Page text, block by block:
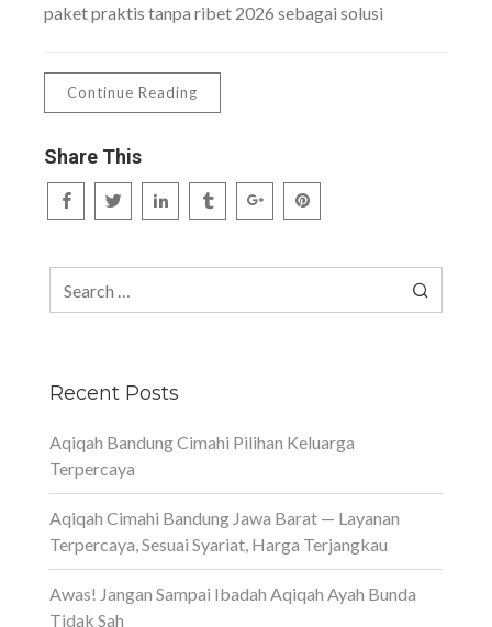
paket praktis tanpa ribet 2026 sebagai solusi
Continue Reading
Share This
Recent Posts
Aqiqah Bandung Cimahi Pilihan Keluarga
Terpercaya
Aqiqah Cimahi Bandung Jawa Barat — Layanan
Terpercaya, Sesuai Syariat, Harga Terjangkau
Awas! Jangan Sampai Ibadah Aqiqah Ayah Bunda
Tidak Sah